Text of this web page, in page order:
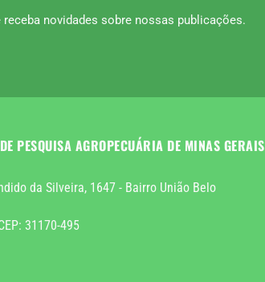
receba novidades sobre nossas publicações.
PESQUISA AGROPECUÁRIA DE MINAS GERAIS
da Silveira, 1647 - Bairro União Belo
31170-495